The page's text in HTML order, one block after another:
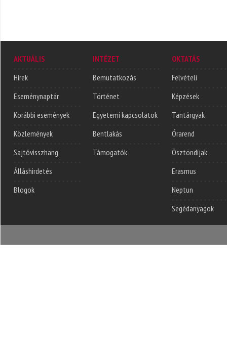
AKTUÁLIS
Hírek
Eseménynaptár
Korábbi események
Közlemények
Sajtóvisszhang
Álláshirdetés
Blogok
INTÉZET
Bemutatkozás
Történet
Egyetemi kapcsolatok
Bentlakás
Támogatók
OKTATÁS
Felvételi
Képzések
Tantárgyak
Órarend
Ösztöndíjak
Erasmus
Neptun
Segédanyagok